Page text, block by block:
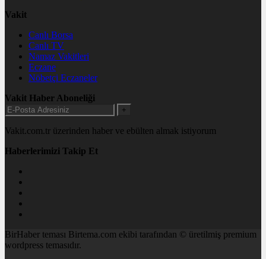
Vakit
Canlı Borsa
Canlı TV
Namaz Vakitleri
Eczane
Nöbetçi Eczaneler
Vakit Haber Aboneliği
+
Vakit.com.tr üzerinden haber ve ebülten almak istiyorum
Haberlerimizi Takip Et
BirHaber teması Birtema.com ekibi tarafından © üretilmiş premium
wordpress temasıdır.